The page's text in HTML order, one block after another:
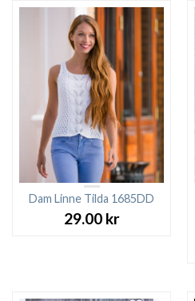
Dam Linne Tilda 1685DD
29.00 kr